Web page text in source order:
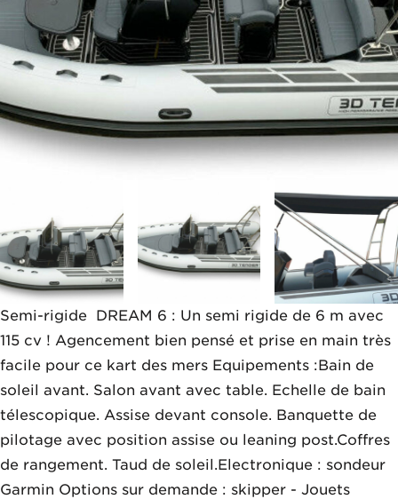
Semi-rigide DREAM 6 : Un semi rigide de 6 m avec
115 cv ! Agencement bien pensé et prise en main très
facile pour ce kart des mers Equipements :Bain de
soleil avant. Salon avant avec table. Echelle de bain
télescopique. Assise devant console. Banquette de
pilotage avec position assise ou leaning post.Coffres
de rangement. Taud de soleil.Electronique : sondeur
Garmin Options sur demande : skipper - Jouets